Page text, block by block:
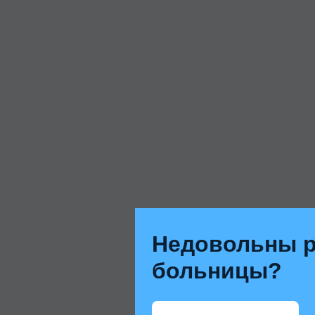
Недовольны
больницы?